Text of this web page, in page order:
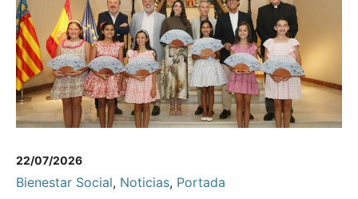
22/07/2026
Bienestar Social, Noticias, Portada